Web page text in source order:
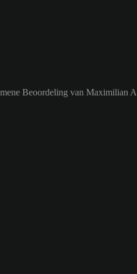
Beoordeling van Maximilian